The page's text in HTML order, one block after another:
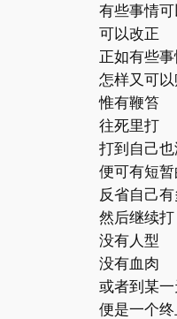
有些事情
可以改正
正如有些
怎样又可
惟有鞭笞
往死里打
打到自己
便可有短
反省自己
然后继续打
没有人型
没有血肉
或者到某
便是一个终